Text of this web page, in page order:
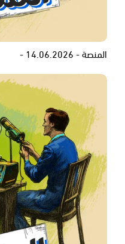
المنصة - 14.06.2026 -